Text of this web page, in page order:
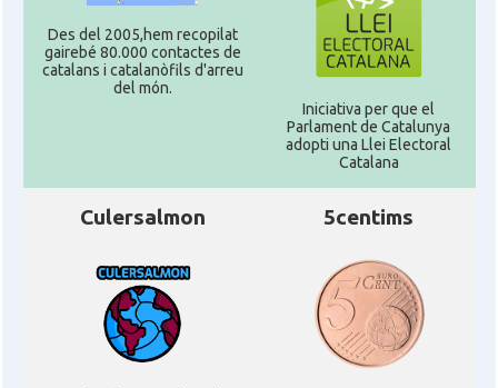
Des del 2005,hem recopilat
gairebé 80.000 contactes de
catalans i catalanòfils d'arreu
del món.
Iniciativa per que el
Parlament de Catalunya
adopti una Llei Electoral
Catalana
Culersalmon 5centims